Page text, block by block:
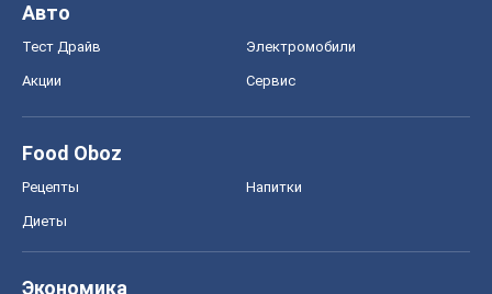
Авто
Тест Драйв Электромобили
Акции Сервис
Food Oboz
Рецепты Напитки
Диеты
Экономика